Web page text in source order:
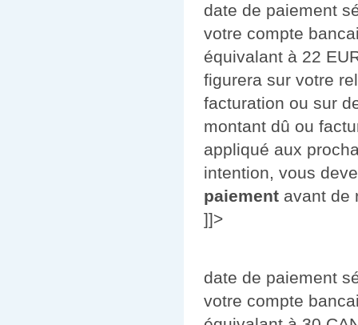
date de paiement
votre compte
équivalant à 22
figurera sur votre
facturation ou sur
montant dû ou
appliqué aux
intention, vous
paiement avant de
]]>
date de paiement
votre compte